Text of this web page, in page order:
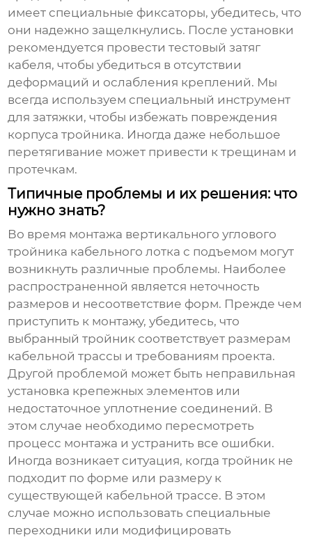
имеет специальные фиксаторы, убедитесь, что
они надежно защелкнулись. После установки
рекомендуется провести тестовый затяг
кабеля, чтобы убедиться в отсутствии
деформаций и ослабления креплений. Мы
всегда используем специальный инструмент
для затяжки, чтобы избежать повреждения
корпуса тройника. Иногда даже небольшое
перетягивание может привести к трещинам и
протечкам.
Типичные проблемы и их решения: что
нужно знать?
Во время монтажа вертикального углового
тройника кабельного лотка с подъемом могут
возникнуть различные проблемы. Наиболее
распространенной является неточность
размеров и несоответствие форм. Прежде чем
приступить к монтажу, убедитесь, что
выбранный тройник соответствует размерам
кабельной трассы и требованиям проекта.
Другой проблемой может быть неправильная
установка крепежных элементов или
недостаточное уплотнение соединений. В
этом случае необходимо пересмотреть
процесс монтажа и устранить все ошибки.
Иногда возникает ситуация, когда тройник не
подходит по форме или размеру к
существующей кабельной трассе. В этом
случае можно использовать специальные
переходники или модифицировать